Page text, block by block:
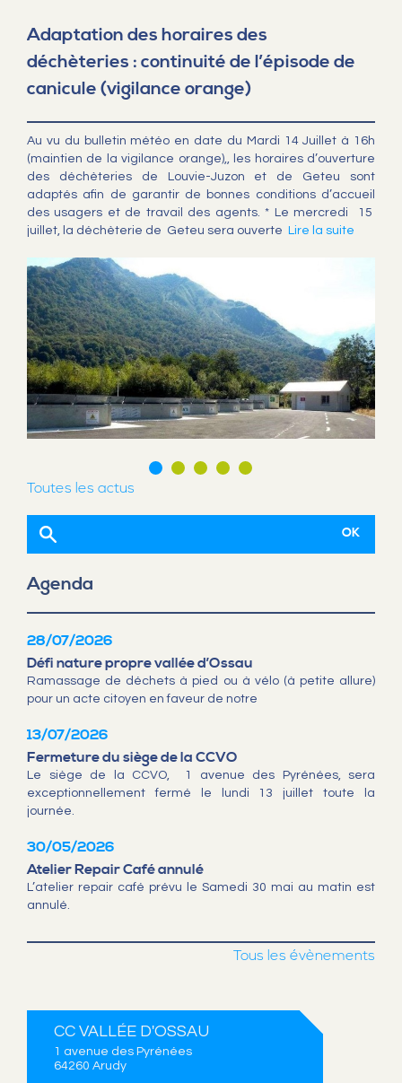
Adaptation des horaires des
déchèteries : continuité de l’épisode de
canicule (vigilance orange)
Au vu du bulletin météo en date du Mardi 14 Juillet à 16h
(maintien de la vigilance orange),, les horaires d’ouverture
des déchèteries de Louvie-Juzon et de Geteu sont
adaptés afin de garantir de bonnes conditions d’accueil
des usagers et de travail des agents. * Le mercredi 15
juillet, la déchèterie de Geteu sera ouverte
Lire la suite
Toutes les actus
Agenda
28/07/2026
Défi nature propre vallée d’Ossau
Ramassage de déchets à pied ou à vélo (à petite allure)
pour un acte citoyen en faveur de notre
13/07/2026
Fermeture du siège de la CCVO
Le siège de la CCVO, 1 avenue des Pyrénées, sera
exceptionnellement fermé le lundi 13 juillet toute la
journée.
30/05/2026
Atelier Repair Café annulé
L’atelier repair café prévu le Samedi 30 mai au matin est
annulé.
Tous les évènements
CC VALLÉE D'OSSAU
1 avenue des Pyrénées
64260 Arudy